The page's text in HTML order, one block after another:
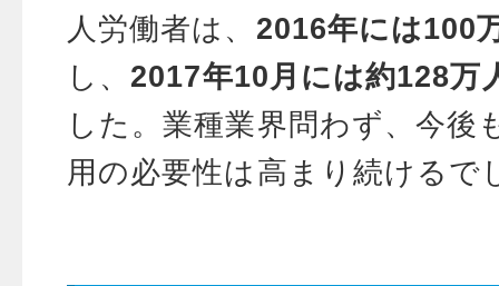
人労働者は、 2016年には100
し、 2017年10月には約128万
した。業種業界問わず、今後
用の必要性は高まり続けるで